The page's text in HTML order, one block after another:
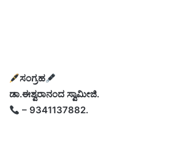
ಸಂಗ್ರಹ
ಡಾ.ಈಶ್ವರಾನಂದ ಸ್ವಾಮೀಜಿ.
– 9341137882.